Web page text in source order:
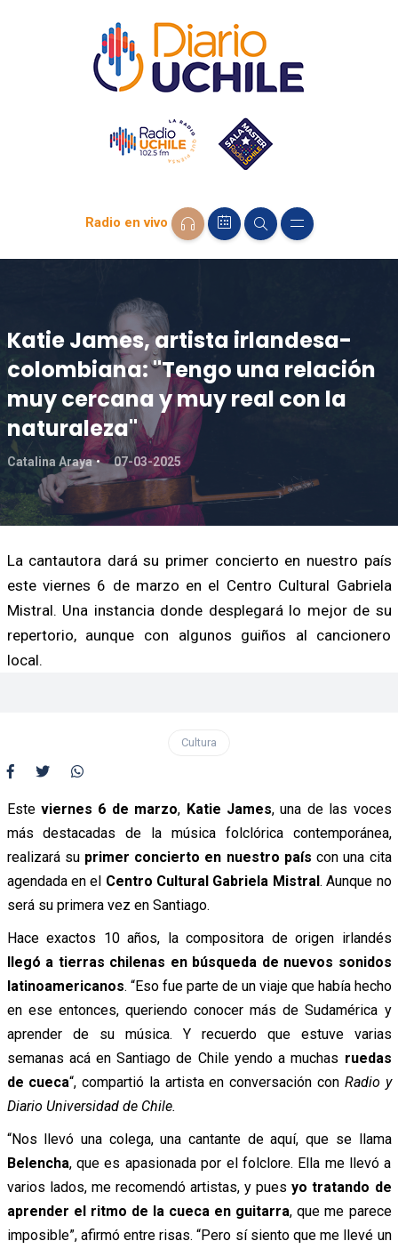
Radio en vivo
Katie James, artista irlandesa-
colombiana: "Tengo una relación
muy cercana y muy real con la
naturaleza"
Catalina Araya 07-03-2025
La cantautora dará su primer concierto en nuestro país
este viernes 6 de marzo en el Centro Cultural Gabriela
Mistral. Una instancia donde desplegará lo mejor de su
repertorio, aunque con algunos guiños al cancionero
local.
Cultura
Este viernes 6 de marzo, Katie James, una de las voces
más destacadas de la música folclórica contemporánea,
realizará su primer concierto en nuestro país con una cita
agendada en el Centro Cultural Gabriela Mistral. Aunque no
será su primera vez en Santiago.
Hace exactos 10 años, la compositora de origen irlandés
llegó a tierras chilenas en búsqueda de nuevos sonidos
latinoamericanos. “Eso fue parte de un viaje que había hecho
en ese entonces, queriendo conocer más de Sudamérica y
aprender de su música. Y recuerdo que estuve varias
semanas acá en Santiago de Chile yendo a muchas ruedas
de cueca“, compartió la artista en conversación con Radio y
Diario Universidad de Chile.
“Nos llevó una colega, una cantante de aquí, que se llama
Belencha, que es apasionada por el folclore. Ella me llevó a
varios lados, me recomendó artistas, y puesyo tratando de
aprender el ritmo de la cueca en guitarra, que me parece
imposible”, afirmó entre risas. “Pero sí siento que me llevé un